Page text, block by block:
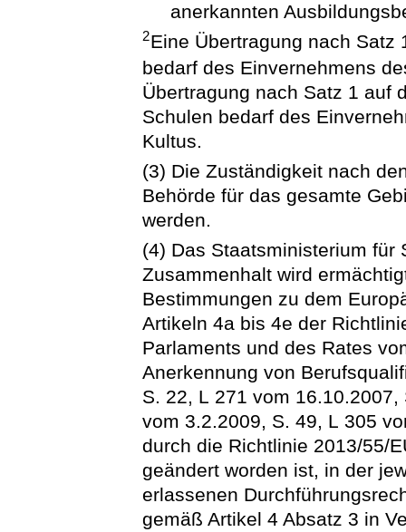
anerkannten
2Eine Übertragung nach Satz
bedarf des Einvernehmens
Übertragung nach Satz 1 auf
Schulen bedarf des
Kultus.
(3) Die Zuständigkeit nach
Behörde für das gesamte
werden.
(4) Das Staatsministerium
Zusammenhalt wird
Bestimmungen zu dem
Artikeln 4a bis 4e der
Parlaments und des Rates
Anerkennung von
S. 22, L 271 vom
vom 3.2.2009, S. 49, L 305
durch die Richtlinie 2013/55/
geändert worden ist, in der
erlassenen
gemäß Artikel 4 Absatz 3 in